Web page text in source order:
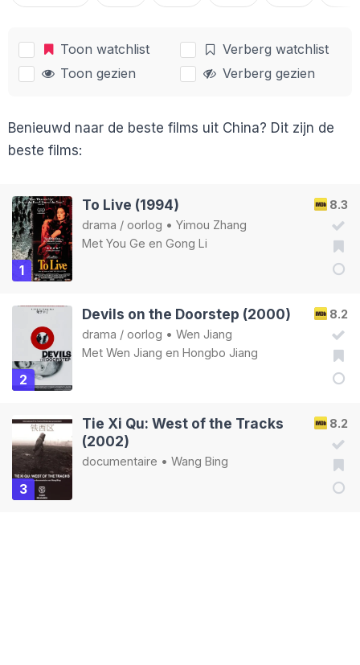
Toon watchlist
Verberg watchlist
Toon gezien
Verberg gezien
Benieuwd naar de beste films uit China? Dit zijn de
beste films:
1
8.3
To Live (1994)
drama / oorlog • Yimou Zhang
Met You Ge en Gong Li
2
8.2
Devils on the Doorstep (2000)
drama / oorlog • Wen Jiang
Met Wen Jiang en Hongbo Jiang
3
8.2
Tie Xi Qu: West of the Tracks
(2002)
documentaire • Wang Bing